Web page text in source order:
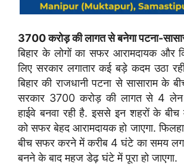
3700 करोड़ की लागत से बनेगा पटना-
बिहार के लोगों का सफर आरामदायक और
लिए सरकार लगातार कई बड़े कदम उठा
बिहार की राजधानी पटना से सासाराम के
सरकार 3700 करोड़ की लागत से 4
हाईवे बनवा रही है. इससे इन शहरों के बीच
को सफर बेहद आरामदायक हो जाएगा.
बीच सफर करने में करीब 4 घंटे का समय
बनने के बाद महज डेढ़ घंटे में पूरा हो जाएगा.